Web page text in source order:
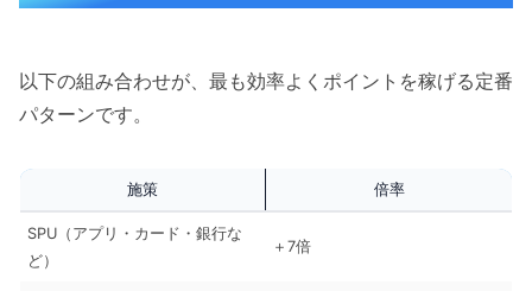
以下の組み合わせが、最も効率よくポイントを稼げる定番
パターンです。
施策 倍率
SPU（アプリ・カード・銀行な
ど）
＋7倍